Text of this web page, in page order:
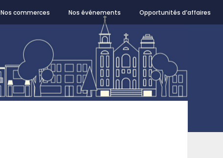
Nos commerces Nos événements Opportunités d’affaires